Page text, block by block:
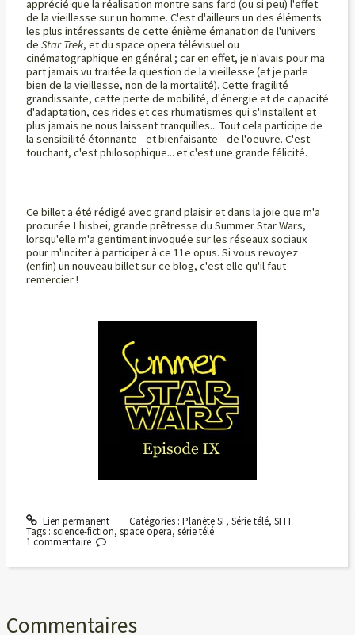
apprécié que la réalisation montre sans fard (ou si peu) l'effet
de la vieillesse sur un homme. C'est d'ailleurs un des éléments
les plus intéressants de cette énième émanation de l'univers
de Star Trek, et du space opera télévisuel ou
cinématographique en général ; car en effet, je n'avais pour ma
part jamais vu traitée la question de la vieillesse (et je parle
bien de la vieillesse, non de la mortalité). Cette fragilité
grandissante, cette perte de mobilité, d'énergie et de capacité
d'adaptation, ces rides et ces rhumatismes qui s'installent et
plus jamais ne nous laissent tranquilles... Tout cela participe de
la sensibilité étonnante - et bienfaisante - de l'oeuvre. C'est
touchant, c'est philosophique... et c'est une grande félicité.
Ce billet a été rédigé avec grand plaisir et dans la joie que m'a
procurée Lhisbei, grande prêtresse du Summer Star Wars,
lorsqu'elle m'a gentiment invoquée sur les réseaux sociaux
pour m'inciter à participer à ce 11e opus. Si vous revoyez
(enfin) un nouveau billet sur ce blog, c'est elle qu'il faut
remercier !
Lien permanent Catégories : Planète SF, Série télé, SFFF
Tags : science-fiction, space opera, série télé
1 commentaire
Commentaires